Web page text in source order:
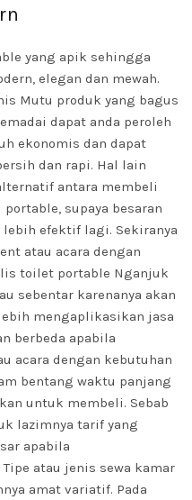
yang apik sehingga
elegan dan mewah.
Mutu produk yang bagus
dapat anda peroleh
ekonomis dan dapat
dan rapi. Hal lain
antara membeli
supaya besaran
efektif lagi. Sekiranya
atau acara dengan
toilet portable Nganjuk
sebentar karenanya akan
mengaplikasikan jasa
berbeda apabila
acara dengan kebutuhan
bentang waktu panjang
untuk membeli. Sebab
lazimnya tarif yang
apabila
atau jenis sewa kamar
amat variatif. Pada